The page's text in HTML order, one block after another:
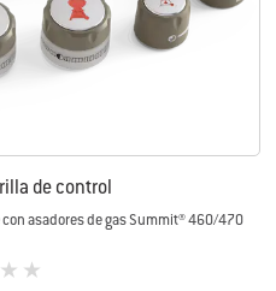
de control
asadores de gas Summit® 460/470
de los clientes)